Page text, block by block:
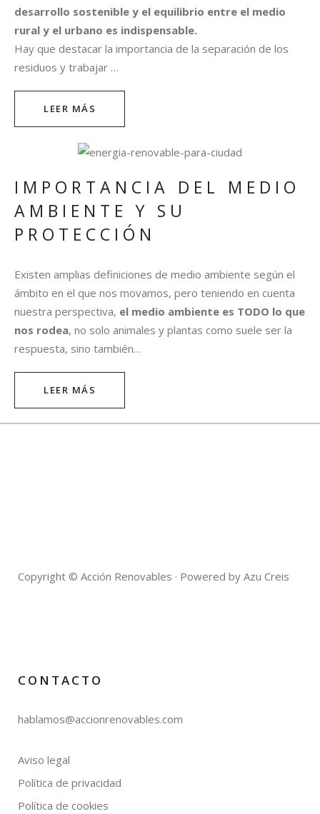
desarrollo sostenible y el equilibrio entre el medio
rural y el urbano es indispensable.
Hay que destacar la importancia de la separación de los
residuos y trabajar …
LEER MÁS
IMPORTANCIA DEL MEDIO
AMBIENTE Y SU
PROTECCIÓN​
Existen amplias definiciones de medio ambiente según el
ámbito en el que nos movamos, pero teniendo en cuenta
nuestra perspectiva, el medio ambiente es TODO lo que
nos rodea, no solo animales y plantas como suele ser la
respuesta, sino también…
LEER MÁS
Copyright © Acción Renovables · Powered by Azu Creis
CONTACTO
hablamos@accionrenovables.com
Aviso legal
Política de privacidad
Política de cookies